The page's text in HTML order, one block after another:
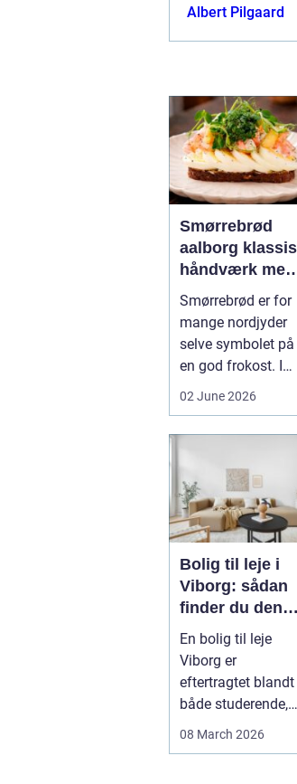
Albert Pilgaard
Smørrebrød
aalborg klassisk
håndværk med
moderne twist
Smørrebrød er for
mange nordjyder
selve symbolet på
en god frokost. I
02 June 2026
Bolig til leje i
Viborg: sådan
finder du den
rette lejlighed
En bolig til leje
Viborg er
eftertragtet blandt
både studerende,
familier og seniorer,
08 March 2026